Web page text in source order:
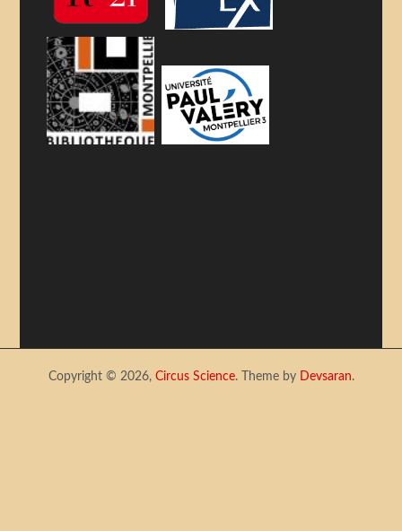
Copyright © 2026, Circus Science. Theme by Devsaran.